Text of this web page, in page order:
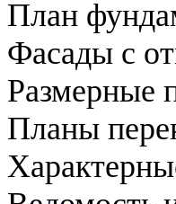
План
Фасады с
Размерные
Планы